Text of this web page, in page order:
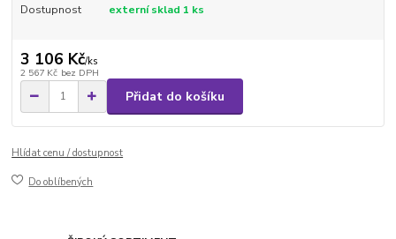
Dostupnost externí sklad 1 ks
3 106 Kč/ks
2 567 Kč bez DPH
Přidat do košíku
Hlídat cenu / dostupnost
Do oblíbených